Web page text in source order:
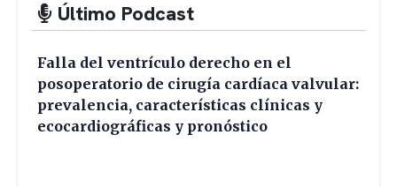
Último Podcast
Falla del ventrículo derecho en el
posoperatorio de cirugía cardíaca valvular:
prevalencia, características clínicas y
ecocardiográficas y pronóstico